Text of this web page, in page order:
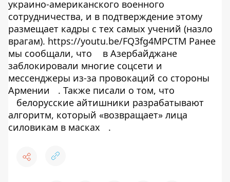
украино-американского военного
сотрудничества, и в подтверждение этому
размещает кадры с тех самых учений (назло
врагам). https://youtu.be/FQ3fg4MPCTM Ранее
мы сообщали, что
в Азербайджане
заблокировали многие соцсети и
мессенджеры из-за провокаций со стороны
Армении
. Также писали о том, что
белорусские айтишники разрабатывают
алгоритм, который «возвращает» лица
силовикам в масках
.